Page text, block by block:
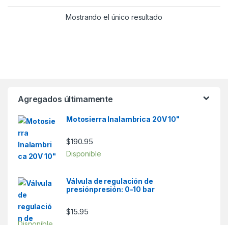
Mostrando el único resultado
Agregados últimamente
Motosierra Inalambrica 20V 10"
$190.95
Disponible
Válvula de regulación de
presiónpresión: 0-10 bar
$15.95